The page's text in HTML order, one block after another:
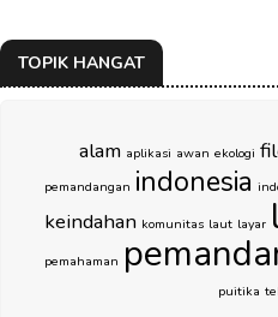
TOPIK HANGAT
alam aplikasi awan ekologi
pemandangan indonesia
keindahan komunitas laut layar
pemahaman
puitika